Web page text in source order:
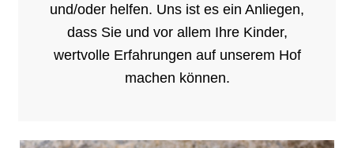
und/oder helfen. Uns ist es ein Anliegen,
dass Sie und vor allem Ihre Kinder,
wertvolle Erfahrungen auf unserem Hof
machen können.